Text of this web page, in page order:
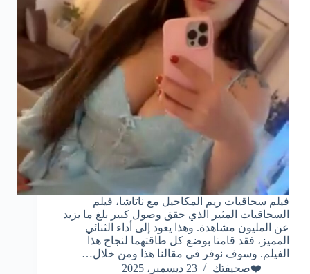
فيلم سحاقيات ريم المكاحيل مع ناتاشا، فيلم
السحاقيات المثير الذي حقق وصول كبير بلغ ما يزيد
عن المليون مشاهدة. وهذا يعود إلى أداء الثنائي
المميز، فقد قامتا بوضع كل طاقتهما لنجاح هذا
الفيلم. وسوف نوفر في مقالنا هذا ومن خلال…
❤️صحيفتك
23 ديسمبر، 2025